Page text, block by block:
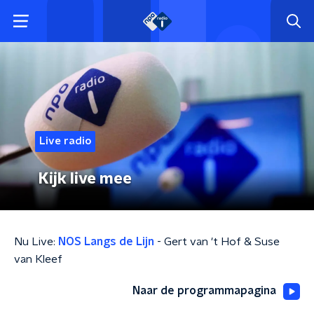
Live radio
Kijk live mee
Nu Live: NOS Langs de Lijn - Gert van 't Hof & Suse
van Kleef
Naar de programmapagina